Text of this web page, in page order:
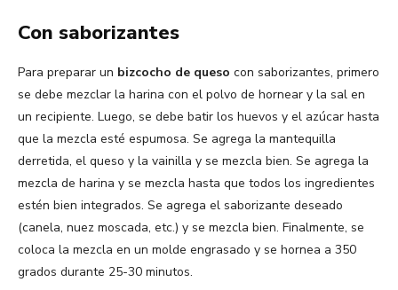
Con saborizantes
Para preparar un bizcocho de queso con saborizantes, primero
se debe mezclar la harina con el polvo de hornear y la sal en
un recipiente. Luego, se debe batir los huevos y el azúcar hasta
que la mezcla esté espumosa. Se agrega la mantequilla
derretida, el queso y la vainilla y se mezcla bien. Se agrega la
mezcla de harina y se mezcla hasta que todos los ingredientes
estén bien integrados. Se agrega el saborizante deseado
(canela, nuez moscada, etc.) y se mezcla bien. Finalmente, se
coloca la mezcla en un molde engrasado y se hornea a 350
grados durante 25-30 minutos.